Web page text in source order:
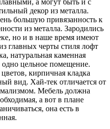
декор из металла.
большую привязанность к
из металла. Зародились
но и в наше время имеют
главных черты стиля лофт
натуральная каменная
цельное помещение.
кирпичная кладка
вид. Хай-тек отличается от
Мебель должна
а вот в плане
она есть в